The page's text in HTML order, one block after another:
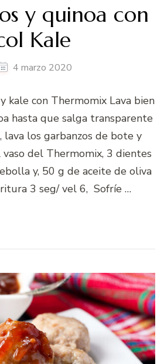
y quinoa con
Kale
4 marzo 2020
kale con Thermomix Lava bien
hasta que salga transparente
lava los garbanzos de bote y
vaso del Thermomix, 3 dientes
y, 50 g de aceite de oliva
3 seg/ vel 6, Sofríe …